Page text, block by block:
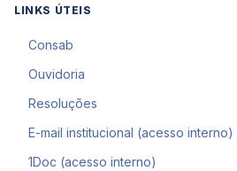
LINKS ÚTEIS
Consab
Ouvidoria
Resoluções
E-mail institucional (acesso interno)
1Doc (acesso interno)